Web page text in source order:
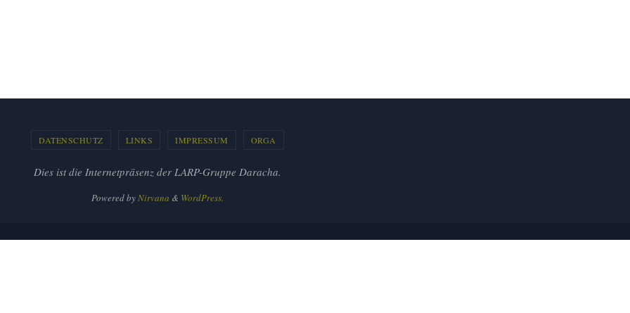
DATENSCHUTZ LINKS IMPRESSUM ORGA
Dies ist die Internetpräsenz der LARP-Gruppe Daracha.
Powered byNirvana & WordPress.